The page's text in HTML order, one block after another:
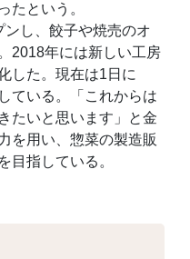
たという。
し、餃子や焼売のオ
2018年には新しい工房
した。現在は1日に
ている。「これからは
たいと思います」と金
を用い、惣菜の製造販
目指している。